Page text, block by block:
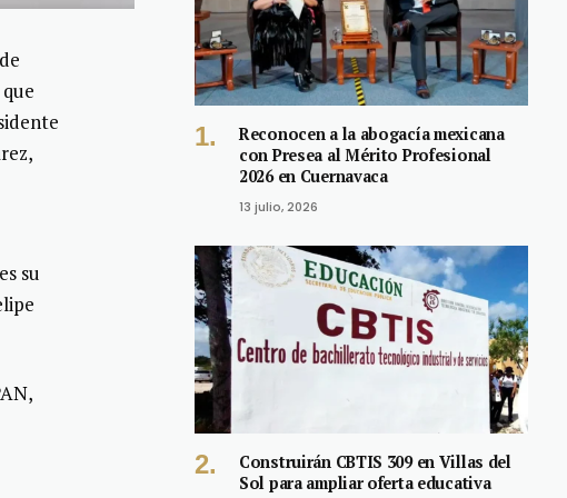
su
Reconocen a la abogacía mexicana
con Presea al Mérito Profesional
2026 en Cuernavaca
13 julio, 2026
Construirán CBTIS 309 en Villas del
Sol para ampliar oferta educativa